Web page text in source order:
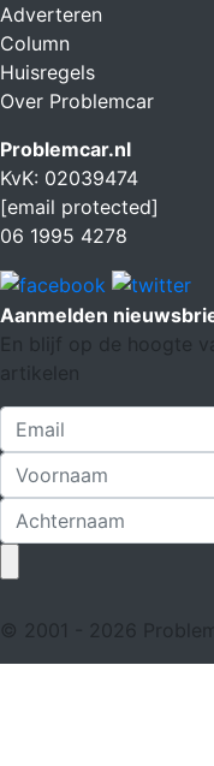
Adverteren
Column
Huisregels
Over Problemcar
Problemcar.nl
KvK: 02039474
[email protected]
06 1995 4278
Aanmelden
En blijf op de hoogte
artikelen
© 2001 - 2026